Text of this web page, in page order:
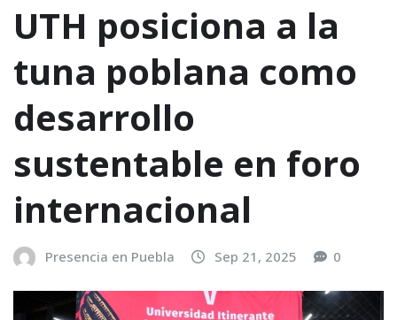
UTH posiciona a la
tuna poblana como
desarrollo
sustentable en foro
internacional
Presencia en Puebla Sep 21, 2025 0